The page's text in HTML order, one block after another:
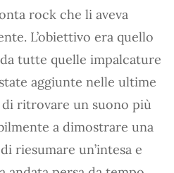
rock che li aveva
L’obiettivo era quello
tutte quelle impalcature
aggiunte nelle ultime
ritrovare un suono più
a dimostrare una
riesumare un’intesa e